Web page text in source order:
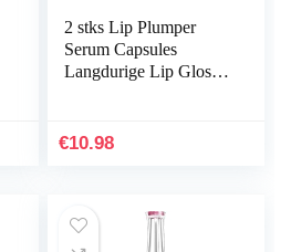
2 stks Lip Plumper
Serum Capsules
Langdurige Lip Gloss
Plumper Set
€10.98